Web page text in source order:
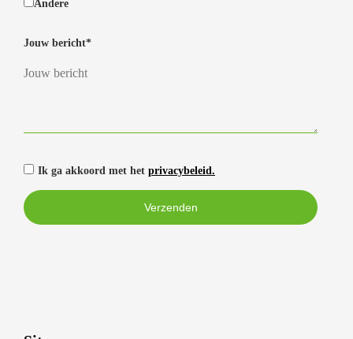
Andere
Jouw bericht*
Ik ga akkoord met het privacybeleid.